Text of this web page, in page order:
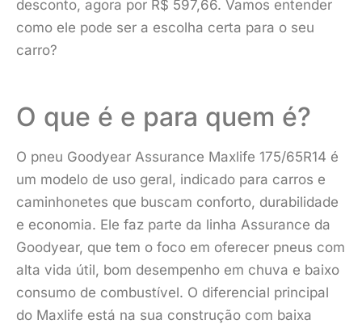
desconto, agora por R$ 597,66. Vamos entender
como ele pode ser a escolha certa para o seu
carro?
O que é e para quem é?
O pneu Goodyear Assurance Maxlife 175/65R14 é
um modelo de uso geral, indicado para carros e
caminhonetes que buscam conforto, durabilidade
e economia. Ele faz parte da linha Assurance da
Goodyear, que tem o foco em oferecer pneus com
alta vida útil, bom desempenho em chuva e baixo
consumo de combustível. O diferencial principal
do Maxlife está na sua construção com baixa